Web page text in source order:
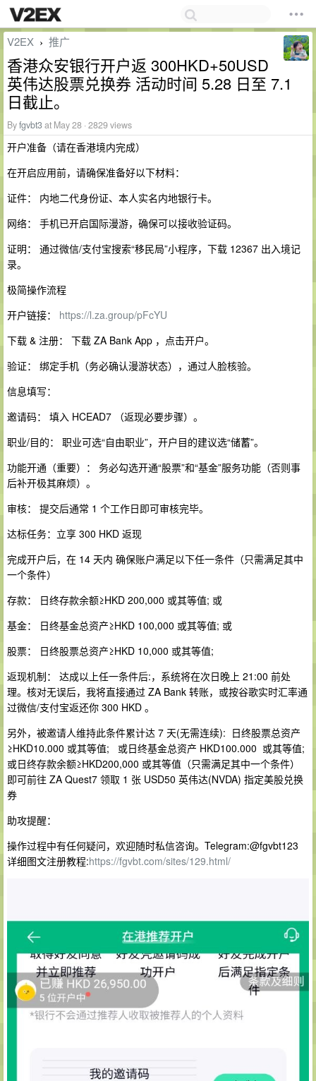
V2EX › 推广
香港众安银行开户返 300HKD+50USD
英伟达股票兑换券 活动时间 5.28 日至 7.1
日截止。
Byfgvbt3at May 28 · 2829 views
开户准备（请在香港境内完成）
在开启应用前，请确保准备好以下材料：
证件： 内地二代身份证、本人实名内地银行卡。
网络： 手机已开启国际漫游，确保可以接收验证码。
证明： 通过微信/支付宝搜索“移民局”小程序，下载 12367 出入境记
录。
极简操作流程
开户链接： https://l.za.group/pFcYU
下载 & 注册： 下载 ZA Bank App ，点击开户。
验证： 绑定手机（务必确认漫游状态），通过人脸核验。
信息填写：
邀请码： 填入 HCEAD7 （返现必要步骤）。
职业/目的： 职业可选“自由职业”，开户目的建议选“储蓄”。
功能开通（重要）： 务必勾选开通“股票”和“基金”服务功能（否则事
后补开极其麻烦）。
审核： 提交后通常 1 个工作日即可审核完毕。
达标任务：立享 300 HKD 返现
完成开户后，在 14 天内 确保账户满足以下任一条件（只需满足其中
一个条件）
存款： 日终存款余额≥HKD 200,000 或其等值; 或
基金： 日终基金总资产≥HKD 100,000 或其等值; 或
股票： 日终股票总资产≥HKD 10,000 或其等值;
返现机制： 达成以上任一条件后:，系统将在次日晚上 21:00 前处
理。核对无误后，我将直接通过 ZA Bank 转账，或按谷歌实时汇率通
过微信/支付宝返还你 300 HKD 。
另外，被邀请人维持此条件累计达 7 天(无需连续): 日终股票总资产
≥HKD10.000 或其等值; 或日终基金总资产 HKD100.000 或其等值;
或日终存款余额≥HKD200,000 或其等值（只需满足其中一个条件）
即可前往 ZA Quest7 领取 1 张 USD50 英伟达(NVDA) 指定美股兑换
券
助攻提醒：
操作过程中有任何疑问，欢迎随时私信咨询。Telegram:@fgvbt123
详细图文注册教程:https://fgvbt.com/sites/129.html/